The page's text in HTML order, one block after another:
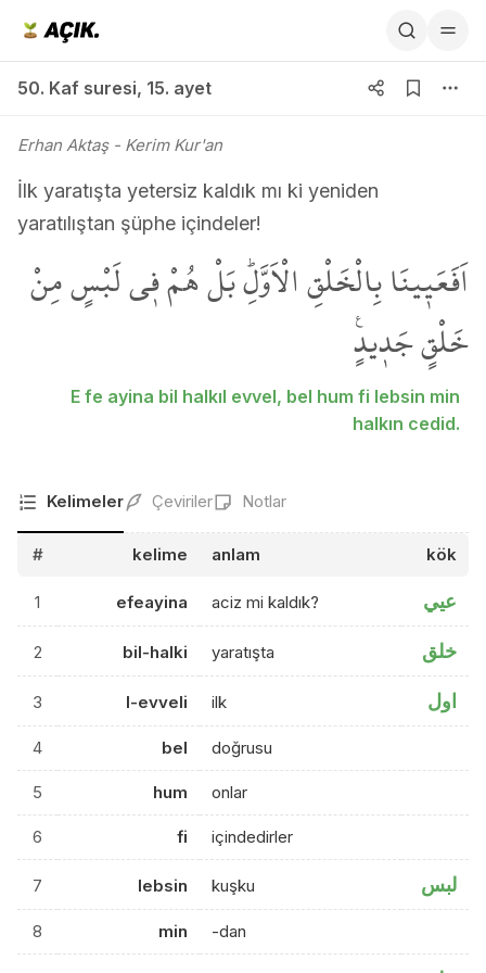
50. Kaf suresi, 15. ayet
Erhan Aktaş- Kerim Kur'an
İlk yaratışta yetersiz kaldık mı ki yeniden
yaratılıştan şüphe içindeler!
اَفَعَي۪ينَا بِالْخَلْقِ الْاَوَّلِۜ بَلْ هُمْ ف۪ي لَبْسٍ مِنْ
خَلْقٍ جَد۪يدٍ۟
E fe ayina bil halkıl evvel, bel hum fi lebsin min
halkın cedid.
Kelimeler Çeviriler Notlar
# kelime anlam kök
1 efeayina aciz mi kaldık? عيي
2 bil-halki yaratışta خلق
3 l-evveli ilk اول
4 bel doğrusu
5 hum onlar
6 fi içindedirler
7 lebsin kuşku لبس
8 min -dan